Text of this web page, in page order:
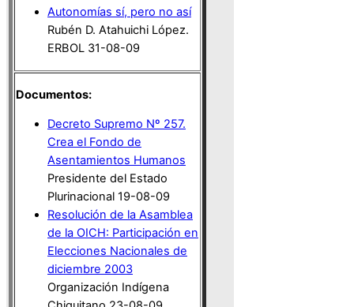
Autonomías sí, pero no así
Rubén D. Atahuichi López.
ERBOL 31-08-09
Documentos:
Decreto Supremo Nº 257.
Crea el Fondo de
Asentamientos Humanos
Presidente del Estado
Plurinacional 19-08-09
Resolución de la Asamblea
de la OICH: Participación en
Elecciones Nacionales de
diciembre 2003
Organización Indígena